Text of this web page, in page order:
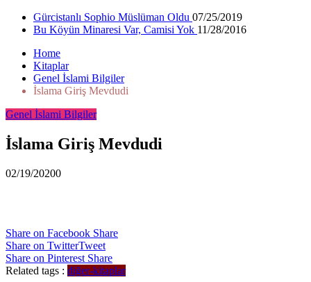
Gürcistanlı Sophio Müslüman Oldu 07/25/2019
Bu Köyün Minaresi Var, Camisi Yok 11/28/2016
Home
Kitaplar
Genel İslami Bilgiler
İslama Giriş Mevdudi
Genel İslami Bilgiler
İslama Giriş Mevdudi
02/19/20200
Share on Facebook Share
Share on TwitterTweet
Share on Pinterest Share
Related tags : diğer-kitaplar